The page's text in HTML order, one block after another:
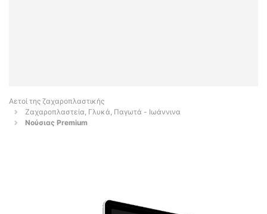
Αετοί της ζαχαροπλαστικής
Ζαχαροπλαστεία, Γλυκά, Παγωτά - Ιωάννινα
Νούσιας Premium